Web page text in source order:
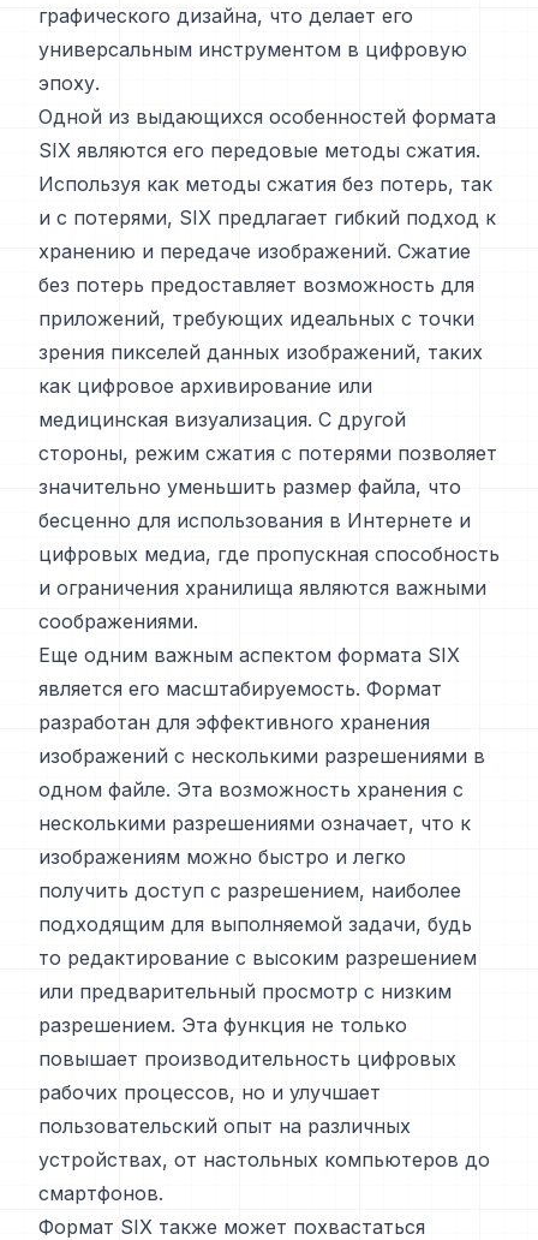
графического дизайна, что делает его
универсальным инструментом в цифровую
эпоху.
Одной из выдающихся особенностей формата
SIX являются его передовые методы сжатия.
Используя как методы сжатия без потерь, так
и с потерями, SIX предлагает гибкий подход к
хранению и передаче изображений. Сжатие
без потерь предоставляет возможность для
приложений, требующих идеальных с точки
зрения пикселей данных изображений, таких
как цифровое архивирование или
медицинская визуализация. С другой
стороны, режим сжатия с потерями позволяет
значительно уменьшить размер файла, что
бесценно для использования в Интернете и
цифровых медиа, где пропускная способность
и ограничения хранилища являются важными
соображениями.
Еще одним важным аспектом формата SIX
является его масштабируемость. Формат
разработан для эффективного хранения
изображений с несколькими разрешениями в
одном файле. Эта возможность хранения с
несколькими разрешениями означает, что к
изображениям можно быстро и легко
получить доступ с разрешением, наиболее
подходящим для выполняемой задачи, будь
то редактирование с высоким разрешением
или предварительный просмотр с низким
разрешением. Эта функция не только
повышает производительность цифровых
рабочих процессов, но и улучшает
пользовательский опыт на различных
устройствах, от настольных компьютеров до
смартфонов.
Формат SIX также может похвастаться